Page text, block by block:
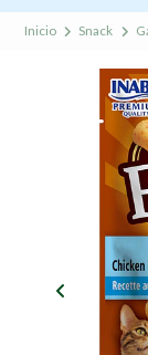
Inicio Snack